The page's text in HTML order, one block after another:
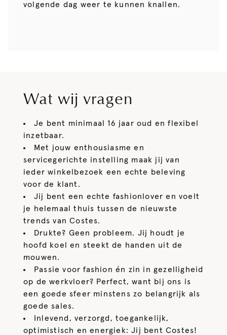
volgende dag weer te kunnen knallen.
Wat wij vragen
Je bent minimaal 16 jaar oud en flexibel
inzetbaar.
Met jouw enthousiasme en
servicegerichte instelling maak jij van
ieder winkelbezoek een echte beleving
voor de klant.
Jij bent een echte fashionlover en voelt
je helemaal thuis tussen de nieuwste
trends van Costes.
Drukte? Geen probleem. Jij houdt je
hoofd koel en steekt de handen uit de
mouwen.
Passie voor fashion én zin in gezelligheid
op de werkvloer? Perfect, want bij ons is
een goede sfeer minstens zo belangrijk als
goede sales.
Inlevend, verzorgd, toegankelijk,
optimistisch en energiek: Jij bent Costes!